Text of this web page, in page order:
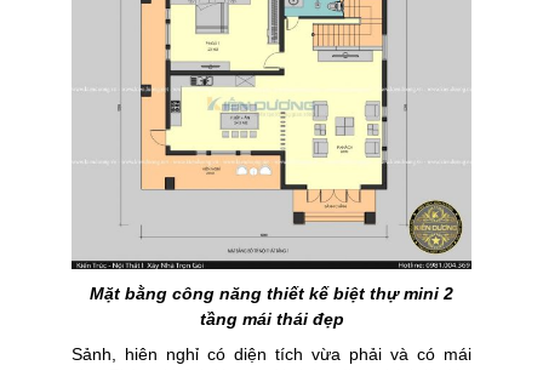
Mặt bằng công năng thiết kế biệt thự mini 2
tầng mái thái đẹp
Sảnh, hiên nghỉ có diện tích vừa phải và có mái